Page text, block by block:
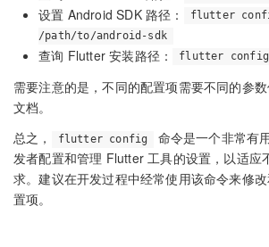
设置 Android SDK 路径：
flutter
/path/to/android-sdk
查询 Flutter 安装路径： flutter
需要注意的是，不同的配置项需要不同的参
文档。
总之，
flutter config
命令是一个非常有
发者配置和管理 Flutter 工具的设置，以适应
求。建议在开发过程中经常使用该命令来修
置项。